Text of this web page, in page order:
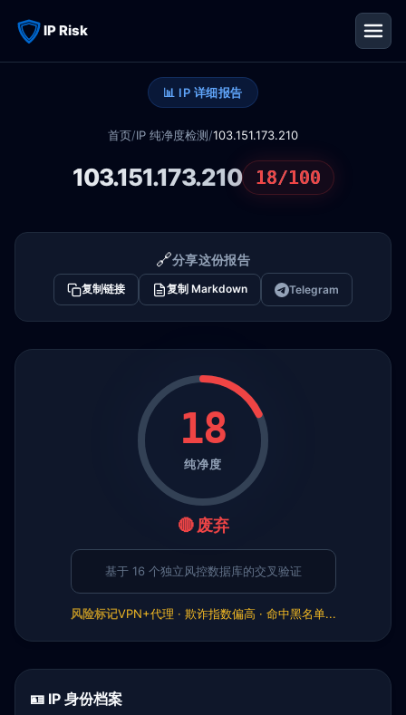
IP Risk
📊 IP 详细报告
首页/IP 纯净度检测/103.151.173.210
103.151.173.210 18/100
🔗分享这份报告
复制链接 复制 Markdown Telegram
18
纯净度
🔴 废弃
基于 16 个独立风控数据库的交叉验证
风险标记VPN+代理 · 欺诈指数偏高 · 命中黑名单...
🪪 IP 身份档案